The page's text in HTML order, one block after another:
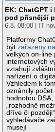
EK: ChatGPT
pod přísnější
6.8. 08:00 | IT
Platformy
býtzařazeny
velkých on-line
internetových
vztahují
nařízení o
Vzhledem k
oznámily počet
hodnotou
„rozhodně
dříve či
vyhledávače
musejí